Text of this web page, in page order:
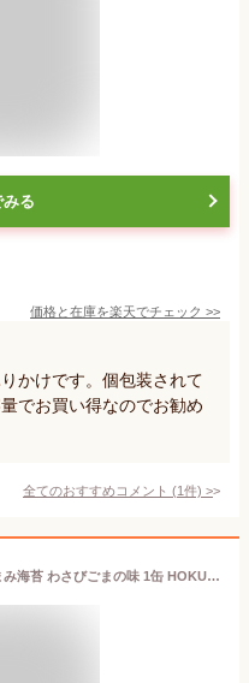
る
価格と在庫を楽天でチェック >>
かけです。個包装されて
でお買い得なのでお勧め
全てのおすすめコメント (1件) >
山本海苔店 東京プレミアム おつまみ海苔 わさびごまの味 1缶 HOKUSAI 北斎 デザイン お土産 東京土産 おしゃれ 大人 味付け海苔 山葵 胡麻 老舗 高級 贈答 プレゼント 甘いものが苦手 プチ ギフト お返し 引っ越し 挨拶